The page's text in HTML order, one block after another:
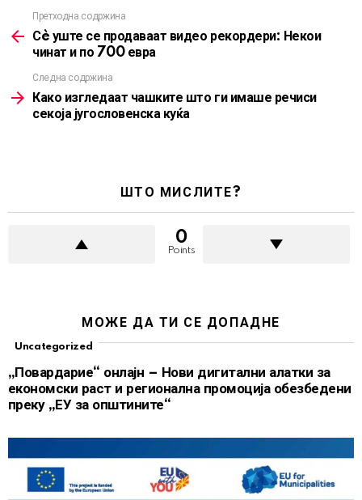
more
Претходна содржина
Сè уште се продаваат видео рекордери: Некои
чинат и по 700 евра
Следна содржина
Како изгледаат чашките што ги имаше речиси
секоја југословенска куќа
ШТО МИСЛИТЕ?
0
Points
МОЖЕ ДА ТИ СЕ ДОПАДНЕ
Uncategorized
„Повардарие“ онлајн – Нови дигитални алатки за
економски раст и регионална промоција обезбедени
преку „ЕУ за општините“